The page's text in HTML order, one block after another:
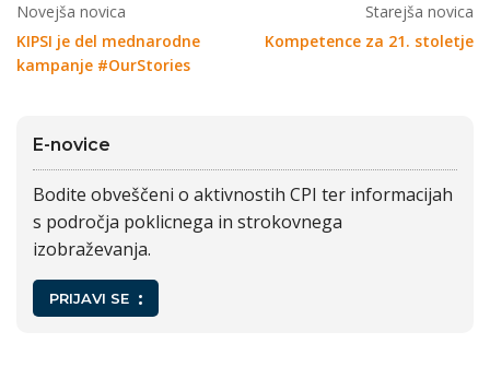
Novejša novica
KIPSI je del mednarodne
kampanje #OurStories
Starejša novica
Kompetence za 21. stoletje
E-novice
Bodite obveščeni o aktivnostih CPI ter informacijah
s področja poklicnega in strokovnega
izobraževanja.
PRIJAVI SE